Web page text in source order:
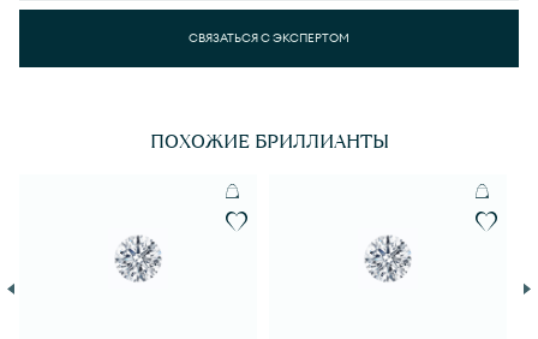
СВЯЗАТЬСЯ С ЭКСПЕРТОМ
ПОХОЖИЕ БРИЛЛИАНТЫ